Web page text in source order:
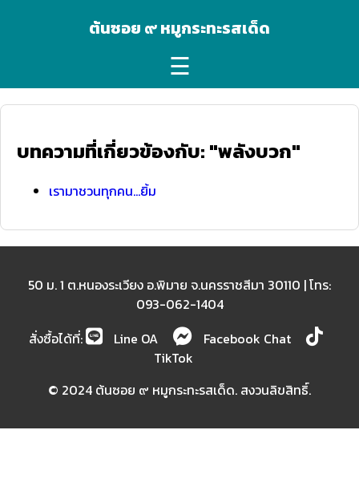
ต้นซอย ๙ หมูกระทะรสเด็ด
☰
บทความที่เกี่ยวข้องกับ: "พลังบวก"
เรามาชวนทุกคน...ยิ้ม
50 ม. 1 ต.หนองระเวียง อ.พิมาย จ.นครราชสีมา 30110 | โทร:
093-062-1404
สั่งซื้อได้ที่:
Line OA
Facebook Chat
TikTok
© 2024 ต้นซอย ๙ หมูกระทะรสเด็ด. สงวนลิขสิทธิ์.